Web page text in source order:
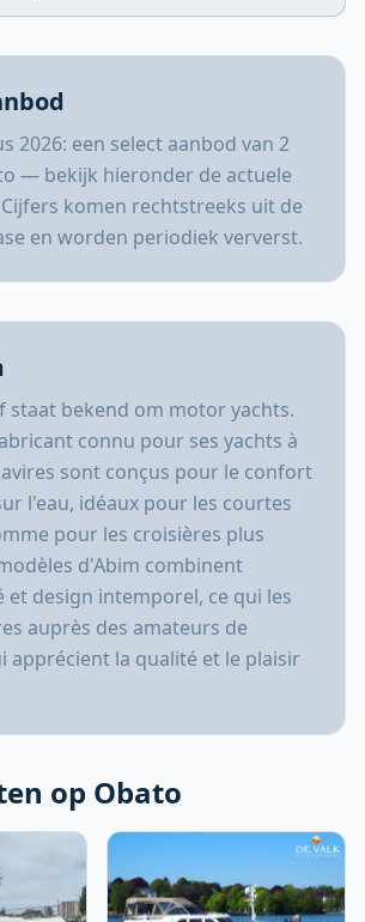
2026: een select aanbod van 2
— bekijk hieronder de actuele
komen rechtstreeks uit de
en worden periodiek ververst.
staat bekend om motor yachts.
connu pour ses yachts à
sont conçus pour le confort
l'eau, idéaux pour les courtes
pour les croisières plus
d'Abim combinent
design intemporel, ce qui les
auprès des amateurs de
apprécient la qualité et le plaisir
op Obato